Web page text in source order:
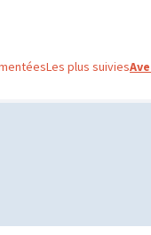
Les plus suivies